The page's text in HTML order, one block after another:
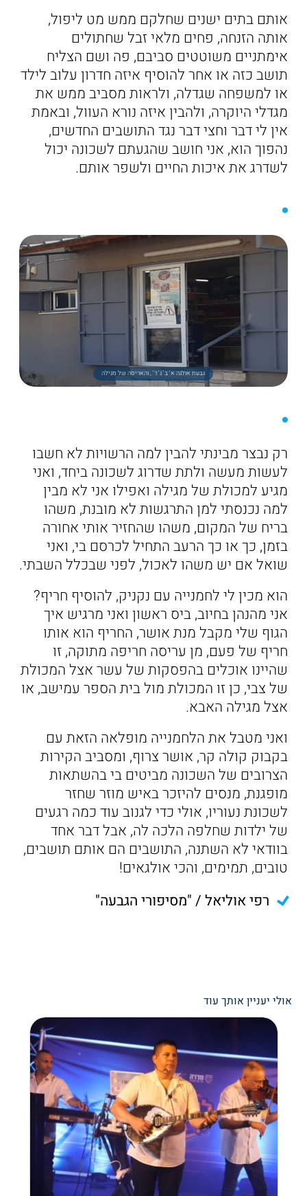
אותם בתים ישנים שחלקם ממש מט ליפול,
אותה הזנחה, פחים מלאי זבל שחתולים
אימתניים משוטטים סביבם, פה ושם הצליח
תושב כזה או אחר להוסיף איזה חדרון עלוב לילד
או למשפחה שגדלה, ולראות מסביב ממש את
מגדלי היוקרה, ולהבין איזה נורא העוול, ובאמת
אין לי דבר וחצי דבר נגד התושבים החדשים,
נהפוך הוא, אני חושב שהגעתם לשכונה יכול
לשדרג את איכות החיים ולשפר אותם.
גבעת אולגה א' ב' ג' ד' , והאריסה של מגילה
רק נבצר מבינתי להבין למה הרשויות לא חשבו
לעשות מעשה ולתת שדרוג לשכונה ביחד, ואני
מגיע למכולת של מגילה ואפילו אני לא מבין
למה נכנסתי למן התרגשות לא מובנת, משהו
בריח של המקום, משהו שהחזיר אותי אחורה
בזמן, כך או כך הרעב התחיל לכרסם בי, ואני
שואל אם יש משהו לאכול, לפני שבכלל השבתי.
הוא מכין לי לחמנייה עם נקניק, להוסיף חריף?
אני מהנהן בחיוב, ביס ראשון ואני מרגיש איך
הגוף שלי מקבל מנת אושר, החריף הוא אותו
חריף של פעם, מן עריסה חריפה מתוקה, זו
שהיינו אוכלים בהפסקות של עשר אצל המכולת
של צבי, כן זו המכולת מול בית הספר עמישב, או
אצל מגילה האבא.
ואני מטבל את הלחמנייה מופלאה הזאת עם
בקבוק קולה קר, אושר צרוף, ומסביב הקירות
הצרובים של השכונה מביטים בי בהשתאות
מופגנת, מנסים להיזכר באיש מוזר שחזר
לשכונת נעוריו, אולי כדי לגנוב עוד כמה רגעים
של ילדות שחלפה הלכה לה, אבל דבר אחד
בוודאי לא השתנה, התושבים הם אותם תושבים,
טובים, תמימים, והכי אולגאים!
רפי אוליאל / "מסיפורי הגבעה"
אולי יעניין אותך עוד